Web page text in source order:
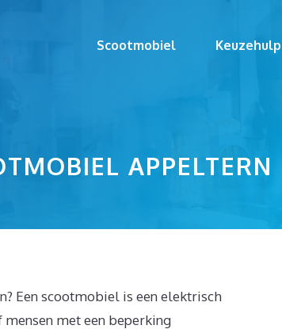
Scootmobiel Keuzehulp
APPELTERN
Een scootmobiel is een elektrisch
met een beperking